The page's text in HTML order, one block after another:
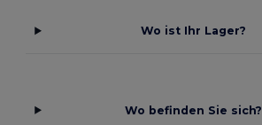
Wo ist Ihr Lager?
Wo befinden Sie sich?